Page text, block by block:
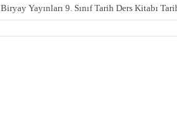
Biryay Yayınları 9. Sınıf Tarih Ders Kitabı